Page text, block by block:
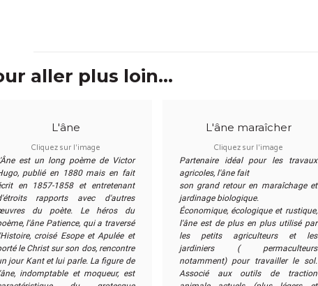
aller plus loin...
L'âne
Cliquez sur l'image
est un long poème de Victor
publié en 1880 mais en fait
en 1857-1858 et entretenant
rapports avec d'autres
du poète. Le héros du
l'âne Patience, qui a traversé
croisé Esope et Apulée et
le Christ sur son dos, rencontre
jour Kant et lui parle. La figure de
indomptable et moqueur, est
L'âne maraîcher
Cliquez sur l'image
Partenaire idéal pour les travaux
agricoles, l'âne fait
son grand retour en maraîchage et
jardinage biologique.
Économique, écologique et rustique,
l'âne est de plus en plus utilisé par
les petits agriculteurs et les
jardiniers ( permaculteurs
notamment) pour travailler le sol.
Associé aux outils de traction